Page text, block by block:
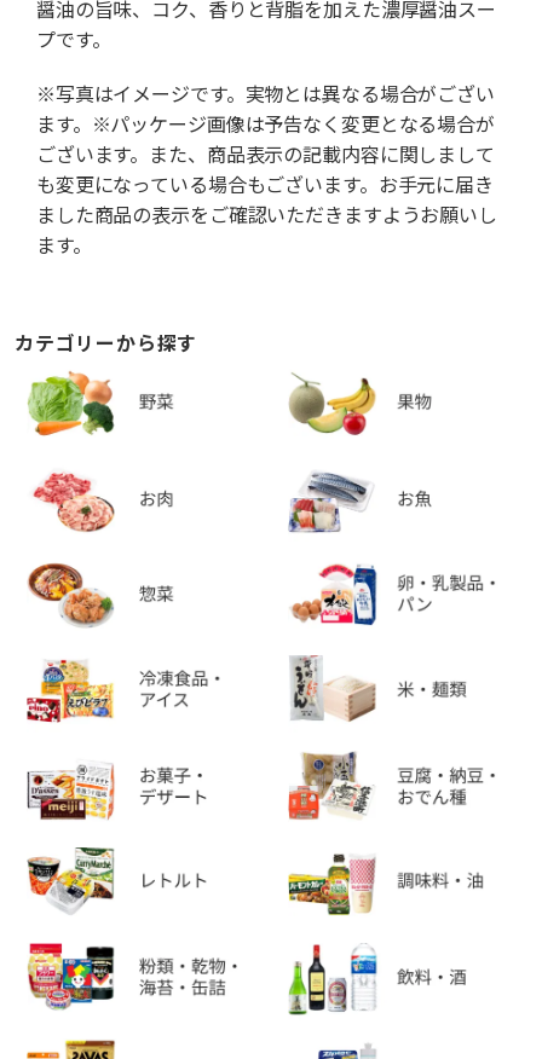
醤油の旨味、コク、香りと背脂を加えた濃厚醤油スー
プです。
※写真はイメージです。実物とは異なる場合がござい
ます。※パッケージ画像は予告なく変更となる場合が
ございます。また、商品表示の記載内容に関しまして
も変更になっている場合もございます。お手元に届き
ました商品の表示をご確認いただきますようお願いし
ます。
カテゴリーから探す